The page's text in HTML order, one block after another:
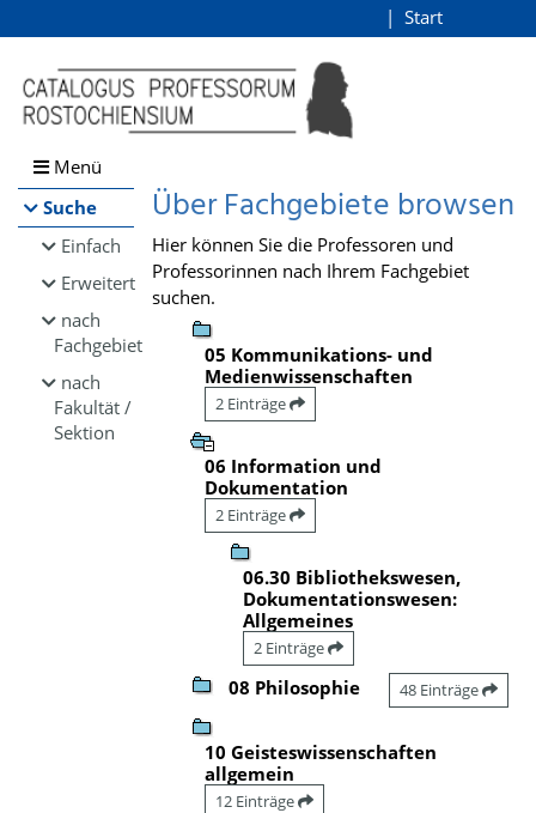
Browsen
direkt zum Inhalt
Start
Menü
Suche
Einfach
Erweitert
nach
Fachgebiet
nach
Fakultät /
Sektion
Über Fachgebiete browsen
Hier können Sie die Professoren und
Professorinnen nach Ihrem Fachgebiet
suchen.
05 Kommunikations- und
Medienwissenschaften
2 Einträge
06 Information und
Dokumentation
2 Einträge
06.30 Bibliothekswesen,
Dokumentationswesen:
Allgemeines
2 Einträge
08 Philosophie 48 Einträge
10 Geisteswissenschaften
allgemein
12 Einträge